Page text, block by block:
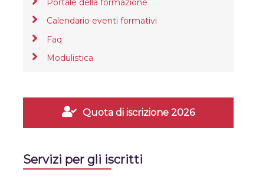
Calendario eventi formativi
Faq
Modulistica
Quota di iscrizione 2026
Servizi per gli iscritti